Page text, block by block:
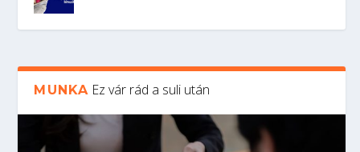
MUNKA Ez vár rád a suli után